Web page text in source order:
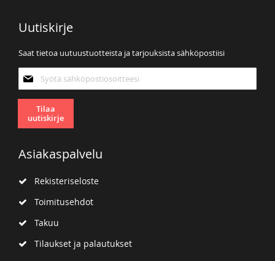
Uutiskirje
Saat tietoa uutuustuotteista ja tarjouksista sähköpostiisi
uutiskirjeemme:
Tilaa
uutiskirje
Asiakaspalvelu
Rekisteriseloste
Toimitusehdot
Takuu
Tilaukset ja palautukset